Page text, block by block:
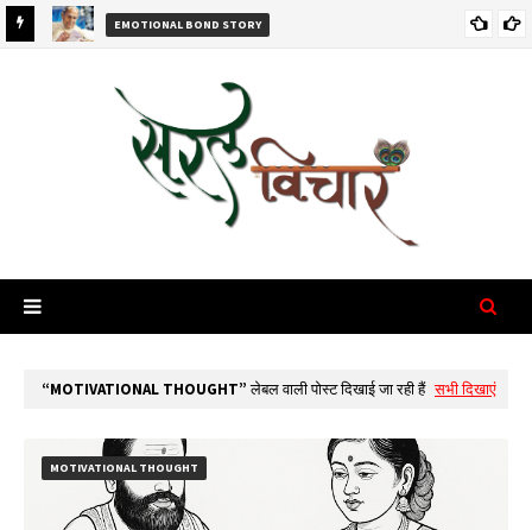
EMOTIONAL BOND STORY
J.P. Vaswani )
MOTIVATIONAL THOUGHT लेबल वाली पोस्ट दिखाई जा रही हैं सभी दिखाएं
MOTIVATIONAL THOUGHT